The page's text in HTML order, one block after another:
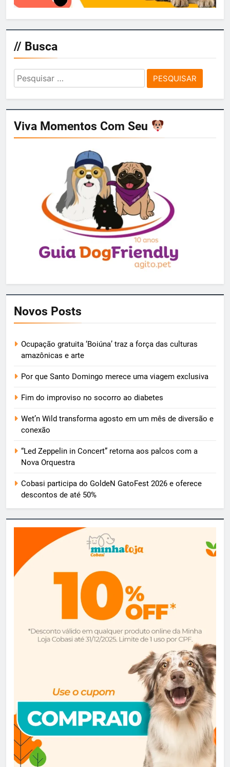
// Busca
Pesquisar
por:
Viva Momentos Com Seu
Novos Posts
Ocupação gratuita ‘Boiúna’ traz a força das culturas
amazônicas e arte
Por que Santo Domingo merece uma viagem exclusiva
Fim do improviso no socorro ao diabetes
Wet’n Wild transforma agosto em um mês de diversão e
conexão
“Led Zeppelin in Concert” retorna aos palcos com a
Nova Orquestra
Cobasi participa do GoldeN GatoFest 2026 e oferece
descontos de até 50%